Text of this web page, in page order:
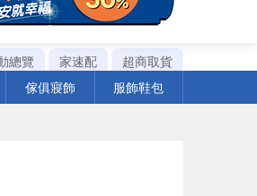
總覽 家速配
超商取貨
傢俱寢飾 服飾鞋包